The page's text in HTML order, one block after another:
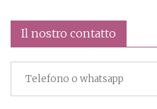
Il nostro contatto